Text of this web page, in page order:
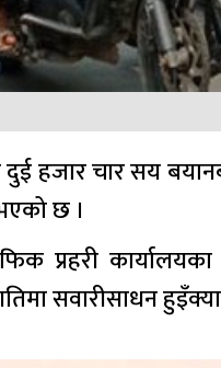
दुई हजार चार सय
छ ।
प्रहरी
सवारीसाधन